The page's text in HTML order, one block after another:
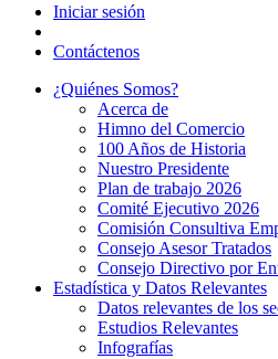
Iniciar sesión
Contáctenos
¿Quiénes Somos?
Acerca de
Himno del Comercio
100 Años de Historia
Nuestro Presidente
Plan de trabajo 2026
Comité Ejecutivo 2026
Comisión Consultiva
Consejo Asesor Tratados
Consejo Directivo por
Estadística y Datos Relevantes
Datos relevantes de los
Estudios Relevantes
Infografías